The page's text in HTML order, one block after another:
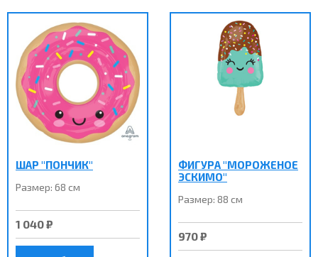
ШАР "ПОНЧИК"
Размер: 68 см
1 040 ₽
ФИГУРА "МОРОЖЕНОЕ
ЭСКИМО"
Размер: 88 см
970 ₽